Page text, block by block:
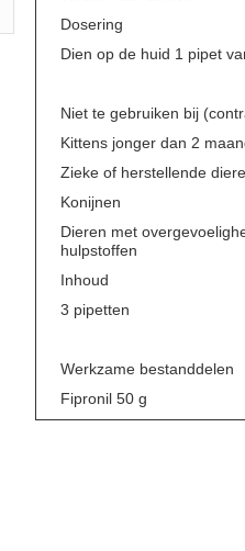
Dosering
Dien op de huid 1 pipet
Niet te gebruiken bij
Kittens jonger dan 2
Zieke of herstellende
Konijnen
Dieren met
hulpstoffen
Inhoud
3 pipetten
Werkzame bestanddelen
Fipronil 50 g